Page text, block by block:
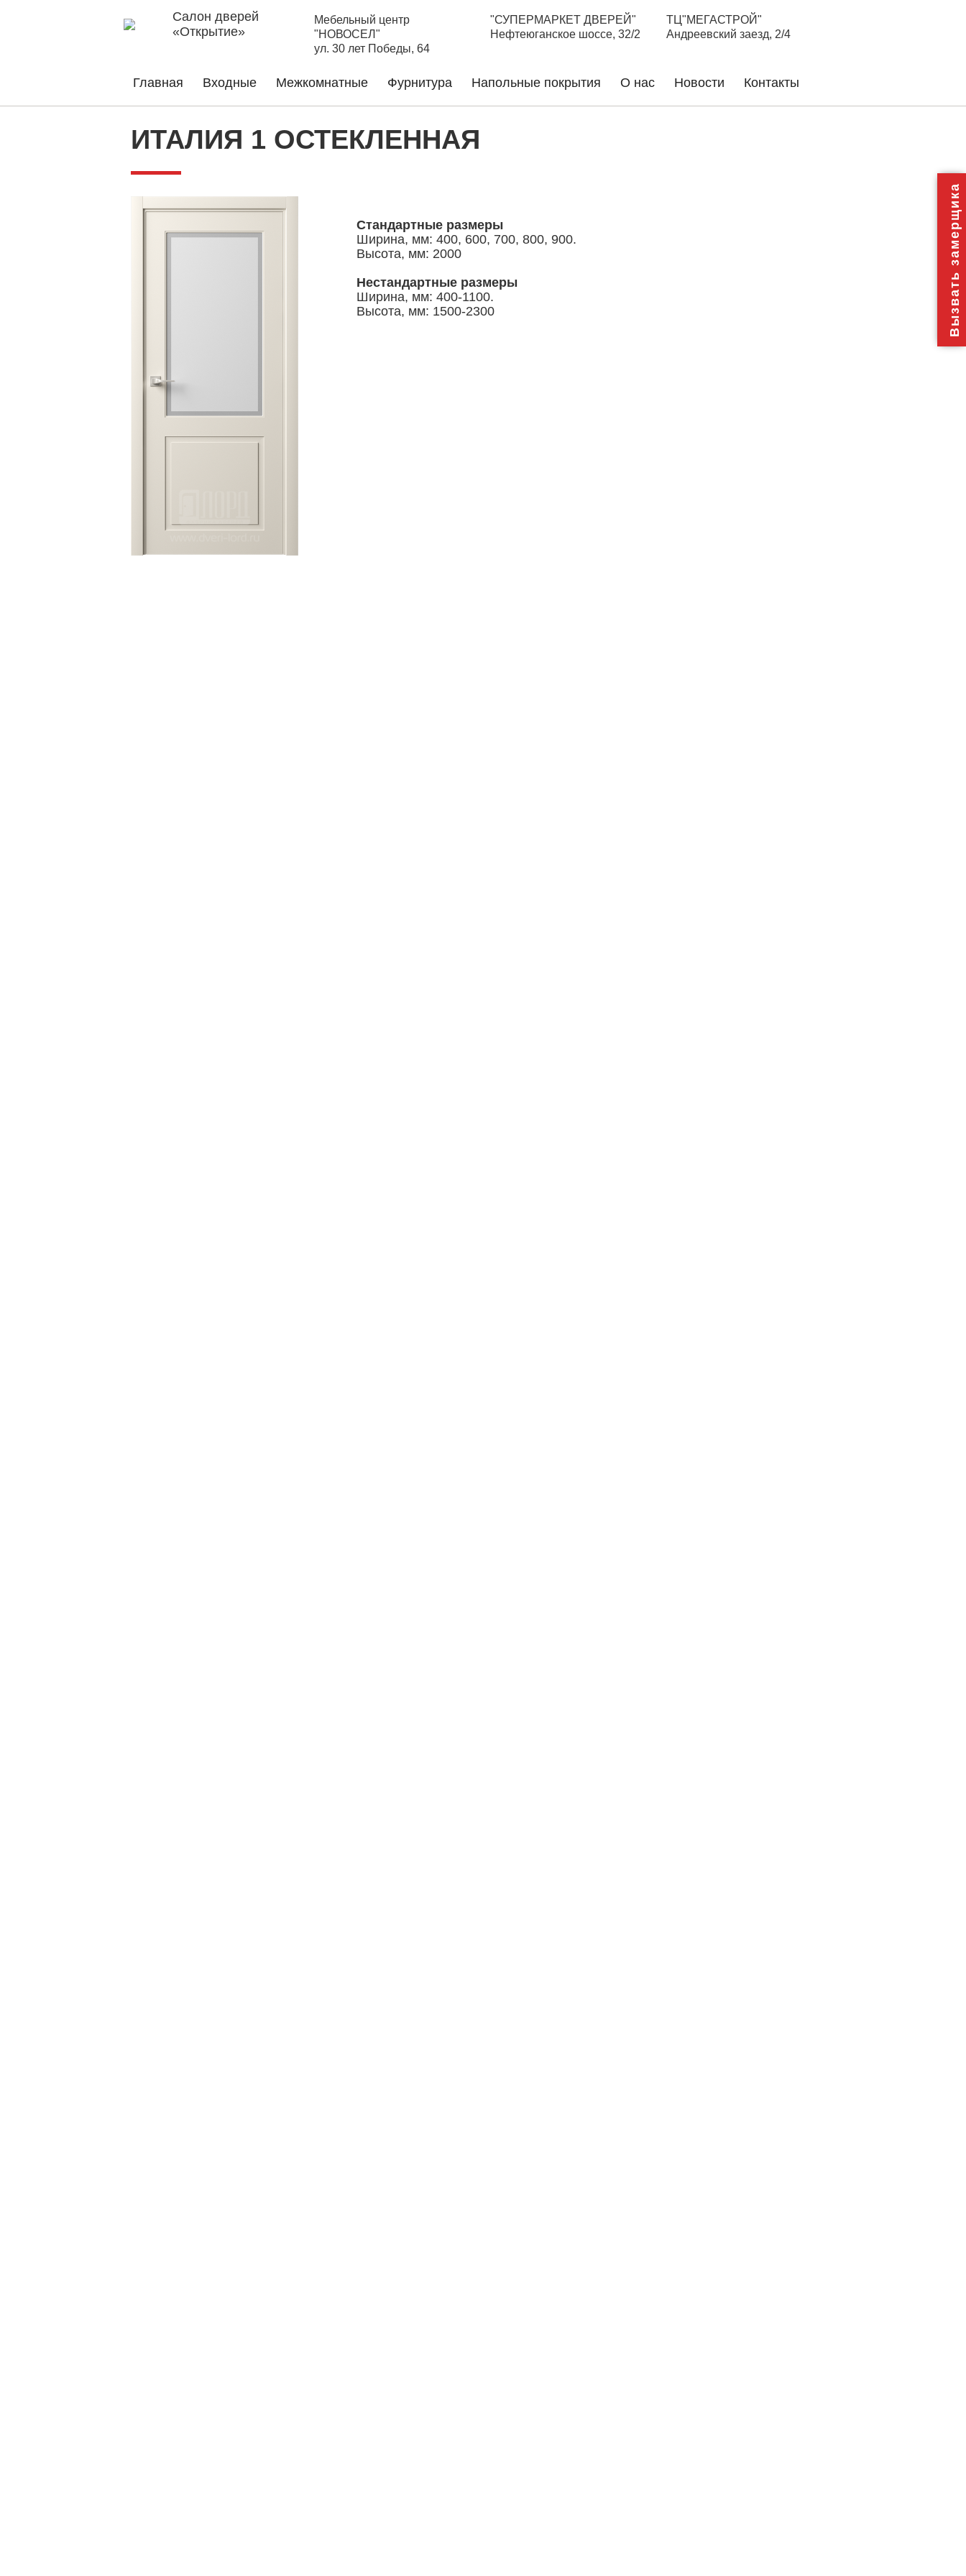
Салон дверей
«Открытие»
Мебельный центр
"НОВОСЕЛ"
ул. 30 лет Победы, 64
"СУПЕРМАРКЕТ ДВЕРЕЙ"
Нефтеюганское шоссе, 32/2
ТЦ"МЕГАСТРОЙ"
Андреевский заезд, 2/4
Главная Входные Межкомнатные Фурнитура Напольные покрытия О нас Новости Контакты
ИТАЛИЯ 1 ОСТЕКЛЕННАЯ
Стандартные размеры
Ширина, мм: 400, 600, 700, 800, 900.
Высота, мм: 2000
Нестандартные размеры
Ширина, мм: 400-1100.
Высота, мм: 1500-2300
Вызвать замерщика